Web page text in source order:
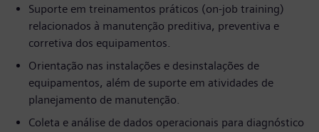
Suporte em treinamentos práticos (on-job training)
relacionados à manutenção preditiva, preventiva e
corretiva dos equipamentos.
Orientação nas instalações e desinstalações de
equipamentos, além de suporte em atividades de
planejamento de manutenção.
Coleta e análise de dados operacionais para diagnóstico